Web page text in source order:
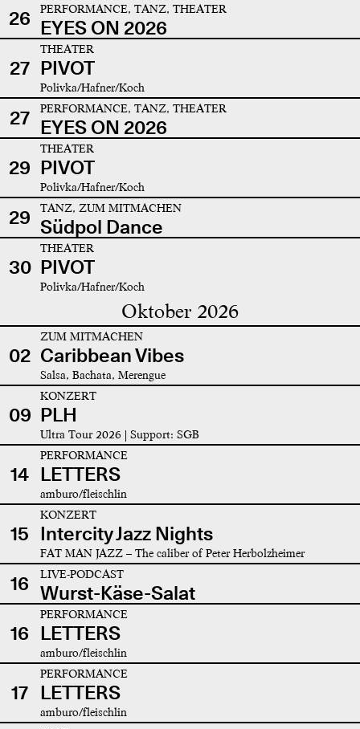
26
PERFORMANCE, TANZ, THEATER
EYES ON 2026
27
THEATER
PIVOT
Polivka/Hafner/Koch
27 PERFORMANCE, TANZ, THEATER
EYES ON 2026
29
THEATER
PIVOT
Polivka/Hafner/Koch
29 TANZ, ZUM MITMACHEN
Südpol Dance
30
THEATER
PIVOT
Polivka/Hafner/Koch
Oktober 2026
02
ZUM MITMACHEN
Caribbean Vibes
Salsa, Bachata, Merengue
09
KONZERT
PLH
Ultra Tour 2026 | Support: SGB
14
PERFORMANCE
LETTERS
amburo/fleischlin
15
KONZERT
Intercity Jazz Nights
FAT MAN JAZZ – The caliber of Peter Herbolzheimer
16 LIVE-PODCAST
Wurst-Käse-Salat
16
PERFORMANCE
LETTERS
amburo/fleischlin
17
PERFORMANCE
LETTERS
amburo/fleischlin